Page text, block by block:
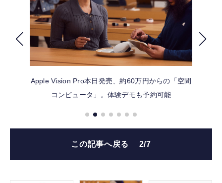
公式ストア
FOLLOW US
Apple Vision Pro本日発売、約60万円からの「空間
コンピュータ」。体験デモも予約可能
この記事へ戻る 2/7